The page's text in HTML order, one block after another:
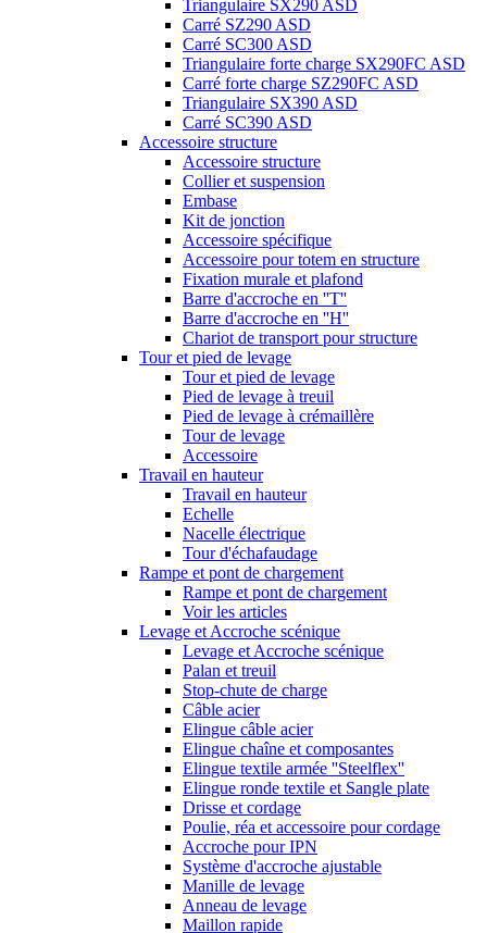
Triangulaire SX290 ASD
Carré SZ290 ASD
Carré SC300 ASD
Triangulaire forte charge SX290FC ASD
Carré forte charge SZ290FC ASD
Triangulaire SX390 ASD
Carré SC390 ASD
Accessoire structure
Accessoire structure
Collier et suspension
Embase
Kit de jonction
Accessoire spécifique
Accessoire pour totem en structure
Fixation murale et plafond
Barre d'accroche en ''T''
Barre d'accroche en ''H''
Chariot de transport pour structure
Tour et pied de levage
Tour et pied de levage
Pied de levage à treuil
Pied de levage à crémaillère
Tour de levage
Accessoire
Travail en hauteur
Travail en hauteur
Echelle
Nacelle électrique
Tour d'échafaudage
Rampe et pont de chargement
Rampe et pont de chargement
Voir les articles
Levage et Accroche scénique
Levage et Accroche scénique
Palan et treuil
Stop-chute de charge
Câble acier
Elingue câble acier
Elingue chaîne et composantes
Elingue textile armée ''Steelflex''
Elingue ronde textile et Sangle plate
Drisse et cordage
Poulie, réa et accessoire pour cordage
Accroche pour IPN
Système d'accroche ajustable
Manille de levage
Anneau de levage
Maillon rapide